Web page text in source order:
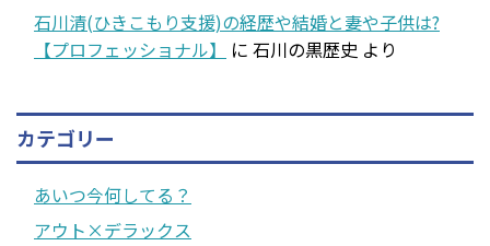
石川清(ひきこもり支援)の経歴や結婚と妻や子供は?
【プロフェッショナル】
に 石川の黒歴史 より
カテゴリー
あいつ今何してる？
アウト×デラックス